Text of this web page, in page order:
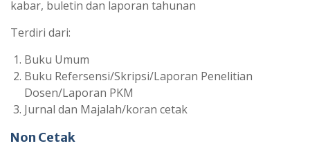
kabar, buletin dan laporan tahunan
Terdiri dari:
Buku Umum
Buku Refersensi/Skripsi/Laporan Penelitian
Dosen/Laporan PKM
Jurnal dan Majalah/koran cetak
Non Cetak